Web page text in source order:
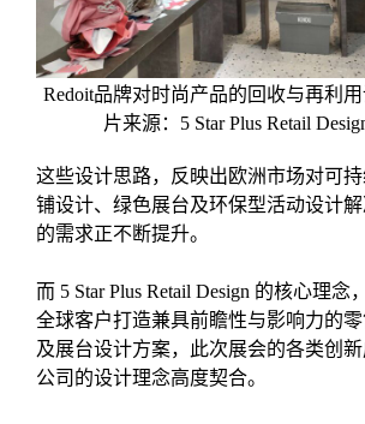
Redoit品牌对时尚产品的回收与再利用
片来源：5 Star Plus Retail
这些设计思路，反映出欧洲市场对可
铺设计、绿色展台及环保型活动设计
的需求正不断提升。
而 5 Star Plus Retail Design 的核心理念
全球客户打造兼具前瞻性与影响力的
及展台设计方案，此次展会的各类创
公司的设计理念高度契合。